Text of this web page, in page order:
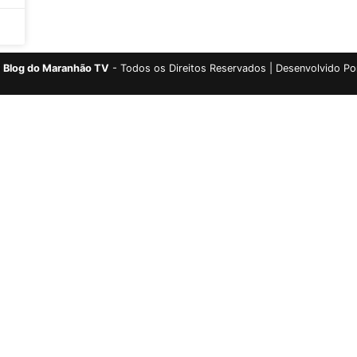
Blog do Maranhão TV - Todos os Direitos Reservados | Desenvolvido